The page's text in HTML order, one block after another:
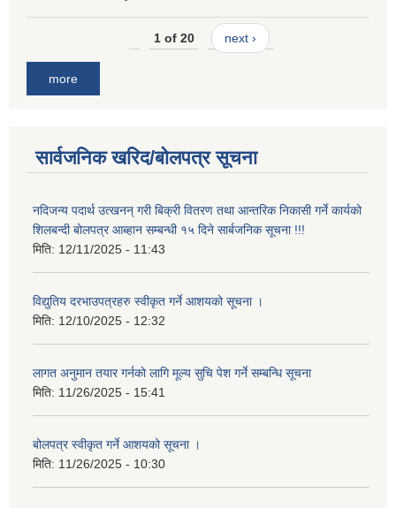
1 of 20 next ›
more
सार्वजनिक खरिद/बोलपत्र सूचना
नदिजन्य पदार्थ उत्खनन् गरी बिक्री वितरण तथा आन्तरिक निकासी गर्ने कार्यको
शिलबन्दी बोलपत्र आब्हान सम्बन्धी १५ दिने सार्बजनिक सूचना !!!
मिति: 12/11/2025 - 11:43
विद्युतिय दरभाउपत्रहरु स्वीकृत गर्ने आशयको सूचना ।
मिति: 12/10/2025 - 12:32
लागत अनुमान तयार गर्नकाे लागि मूल्य सुचि पेश गर्ने सम्बन्धि सूचना
मिति: 11/26/2025 - 15:41
बोलपत्र स्वीकृत गर्ने आशयको सूचना ।
मिति: 11/26/2025 - 10:30